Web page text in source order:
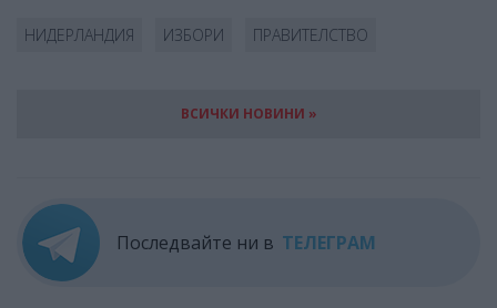
НИДЕРЛАНДИЯ ИЗБОРИ ПРАВИТЕЛСТВО
ВСИЧКИ НОВИНИ »
Последвайте ни в ТЕЛЕГРАМ